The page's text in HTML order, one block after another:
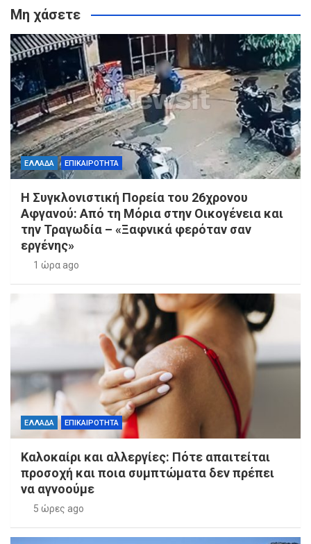
Μη χάσετε
ΕΛΛΑΔΑ ΕΠΙΚΑΙΡΟΤΗΤΑ
Η Συγκλονιστική Πορεία του 26χρονου
Αφγανού: Από τη Μόρια στην Οικογένεια και
την Τραγωδία – «Ξαφνικά φερόταν σαν
εργένης»
1 ώρα ago
ΕΛΛΑΔΑ ΕΠΙΚΑΙΡΟΤΗΤΑ
Καλοκαίρι και αλλεργίες: Πότε απαιτείται
προσοχή και ποια συμπτώματα δεν πρέπει
να αγνοούμε
5 ώρες ago